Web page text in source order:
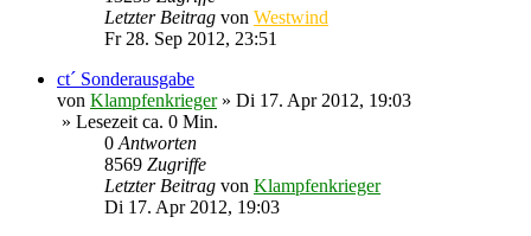
Letzter Beitrag von Westwind
Fr 28. Sep 2012, 23:51
ct´ Sonderausgabe
von Klampfenkrieger» Di 17. Apr 2012, 19:03
» Lesezeit ca. 0 Min.
0Antworten
8569 Zugriffe
Letzter Beitrag von Klampfenkrieger
Di 17. Apr 2012, 19:03